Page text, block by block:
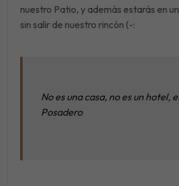
nuestro Patio, y además estarás en
sin salir de nuestro rincón (-:
No es una casa, no es un hotel,
Posadero